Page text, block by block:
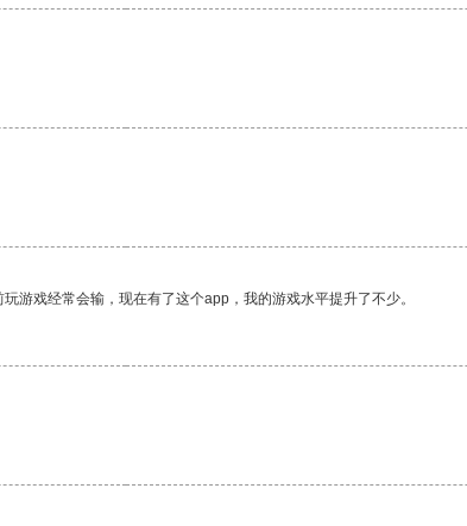
游戏经常会输，现在有了这个app，我的游戏水平提升了不少。